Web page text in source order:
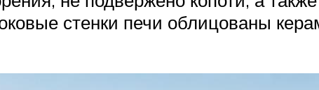
стенки печи облицованы